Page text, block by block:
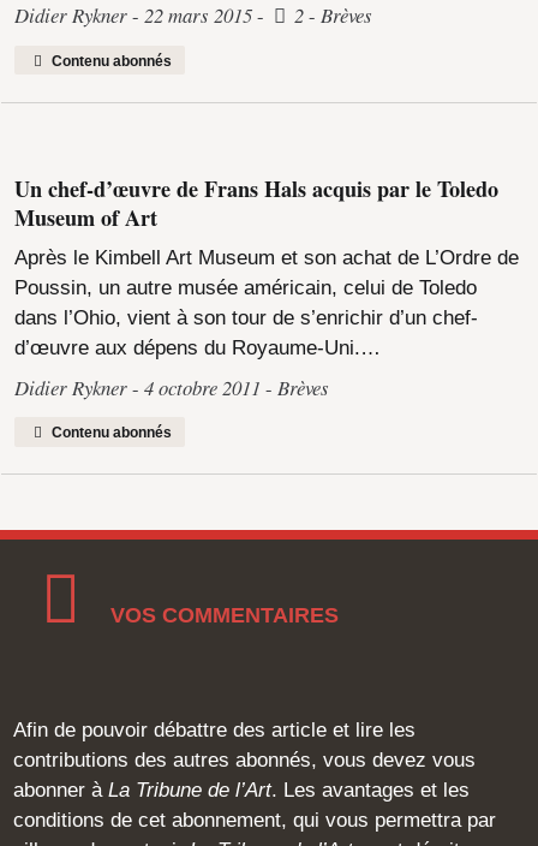
Didier Rykner 22 mars 2015 2 Brèves
Contenu abonnés
Un chef-d’œuvre de Frans Hals acquis par le Toledo
Museum of Art
Après le Kimbell Art Museum et son achat de L’Ordre de
Poussin, un autre musée américain, celui de Toledo
dans l’Ohio, vient à son tour de s’enrichir d’un chef-
d’œuvre aux dépens du Royaume-Uni.…
Didier Rykner 4 octobre 2011 Brèves
Contenu abonnés
VOS COMMENTAIRES
Afin de pouvoir débattre des article et lire les
contributions des autres abonnés, vous devez vous
abonner àLa Tribune de l’Art. Les avantages et les
conditions de cet abonnement, qui vous permettra par